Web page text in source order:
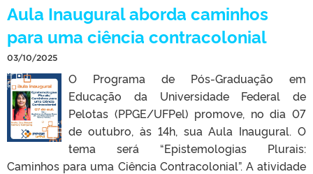
Aula Inaugural aborda caminhos
para uma ciência contracolonial
03/10/2025
O Programa de Pós-Graduação em
Educação da Universidade Federal de
Pelotas (PPGE/UFPel) promove, no dia 07
de outubro, às 14h, sua Aula Inaugural. O
tema será “Epistemologias Plurais:
Caminhos para uma Ciência Contracolonial”. A atividade